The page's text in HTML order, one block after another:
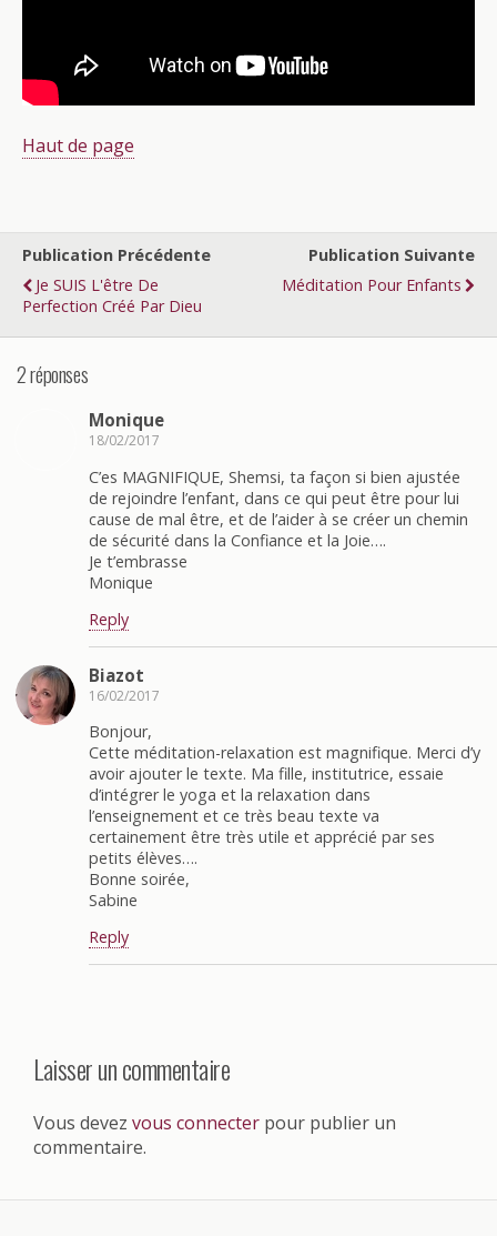
Haut de page
Publication Précédente
Je SUIS L'être De
Perfection Créé Par Dieu
Publication Suivante
Méditation Pour Enfants
2 réponses
Monique
18/02/2017
C’es MAGNIFIQUE, Shemsi, ta façon si bien ajustée
de rejoindre l’enfant, dans ce qui peut être pour lui
cause de mal être, et de l’aider à se créer un chemin
de sécurité dans la Confiance et la Joie….
Je t’embrasse
Monique
Reply
Biazot
16/02/2017
Bonjour,
Cette méditation-relaxation est magnifique. Merci d’y
avoir ajouter le texte. Ma fille, institutrice, essaie
d’intégrer le yoga et la relaxation dans
l’enseignement et ce très beau texte va
certainement être très utile et apprécié par ses
petits élèves….
Bonne soirée,
Sabine
Reply
Laisser un commentaire
Vous devez vous connecter pour publier un
commentaire.